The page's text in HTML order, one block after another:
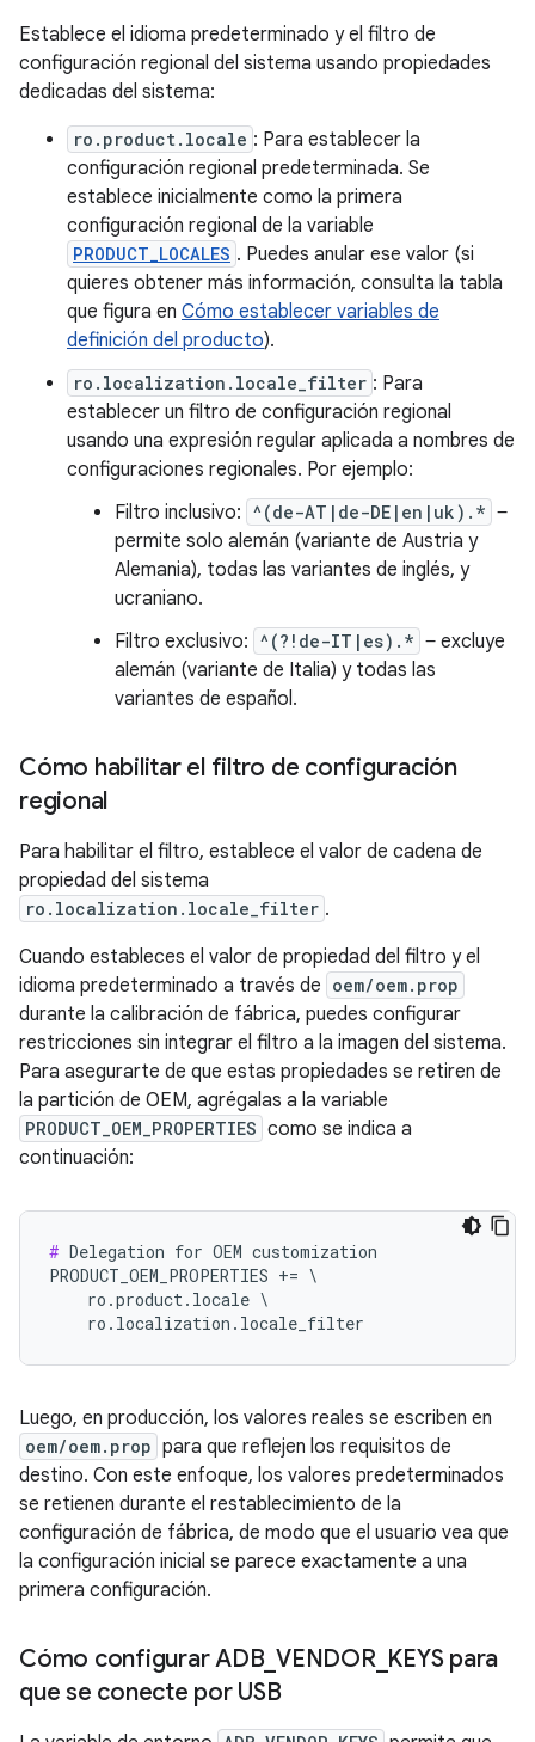
Establece el idioma predeterminado y el filtro de
configuración regional del sistema usando propiedades
dedicadas del sistema:
ro.product.locale : Para establecer la
configuración regional predeterminada. Se
establece inicialmente como la primera
configuración regional de la variable
PRODUCT_LOCALES . Puedes anular ese valor (si
quieres obtener más información, consulta la tabla
que figura en Cómo establecer variables de
definición del producto).
ro.localization.locale_filter : Para
establecer un filtro de configuración regional
usando una expresión regular aplicada a nombres de
configuraciones regionales. Por ejemplo:
Filtro inclusivo: ^(de-AT|de-DE|en|uk).* ‒
permite solo alemán (variante de Austria y
Alemania), todas las variantes de inglés, y
ucraniano.
Filtro exclusivo: ^(?!de-IT|es).* ‒ excluye
alemán (variante de Italia) y todas las
variantes de español.
Cómo habilitar el filtro de configuración
regional
Para habilitar el filtro, establece el valor de cadena de
propiedad del sistema
ro.localization.locale_filter .
Cuando estableces el valor de propiedad del filtro y el
idioma predeterminado a través de oem/oem.prop
durante la calibración de fábrica, puedes configurar
restricciones sin integrar el filtro a la imagen del sistema.
Para asegurarte de que estas propiedades se retiren de
la partición de OEM, agrégalas a la variable
PRODUCT_OEM_PROPERTIES como se indica a
continuación:
# Delegation for OEM customization
PRODUCT_OEM_PROPERTIES += \
    ro.product.locale \
    ro.localization.locale_filter
Luego, en producción, los valores reales se escriben en
oem/oem.prop para que reflejen los requisitos de
destino. Con este enfoque, los valores predeterminados
se retienen durante el restablecimiento de la
configuración de fábrica, de modo que el usuario vea que
la configuración inicial se parece exactamente a una
primera configuración.
Cómo configurar ADB_ VENDOR_ KEYS para
que se conecte por USB